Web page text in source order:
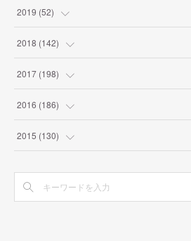
2019 (52)
(1)
(2)
(2)
(7)
(6)
2018 (142)
(4)
(9)
(10
(17)
2017 (198)
(10
(19
(11
2016 (186)
(9)
(
2015 (130)
(